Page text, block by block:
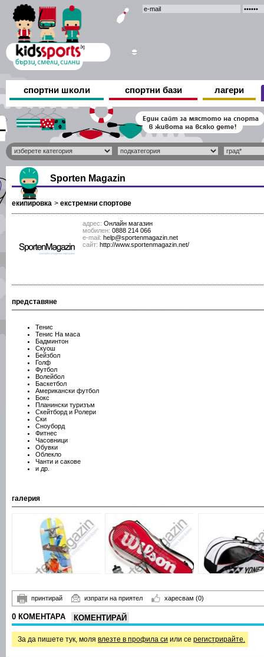
спортни школи спортни бази лагери
Sporten Magazin
екипировка > екстремни спортове
адрес: Онлайн магазин
мобилен: 0888 214 066
е-mail: help@sportenmagazin.net
сайт: http://www.sportenmagazin.net/
представяне
Тенис
Тенис На маса
Бадминтон
Скуош
Бейзбол
Голф
Футбол
Волейбол
Баскетбол
Американски футбол
Бокс
Планински туризъм
Скейтборд и Ролери
Ски
Сноуборд
Фитнес
Часовници
Обувки
Облекло
Чанти и сакове
и др.
галерия
принтирай изпрати на приятел харесвам (0)
0 КОМЕНТАРА КОМЕНТИРАЙ
За да пишете тук, моля влезте в профила си или се регистрирайте.